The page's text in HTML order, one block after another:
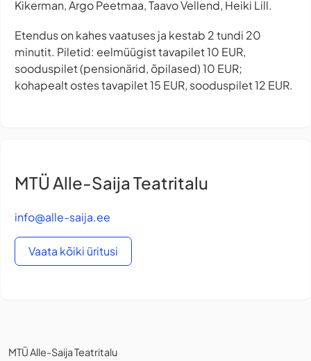
Kikerman, Argo Peetmaa, Taavo Vellend, Heiki Lill.
Etendus on kahes vaatuses ja kestab 2 tundi 20
minutit. Piletid: eelmüügist tavapilet 10 EUR,
sooduspilet (pensionärid, õpilased) 10 EUR;
kohapealt ostes tavapilet 15 EUR, sooduspilet 12 EUR.
MTÜ Alle-Saija Teatritalu
info@alle-saija.ee
Vaata kõiki üritusi
MTÜ Alle-Saija Teatritalu